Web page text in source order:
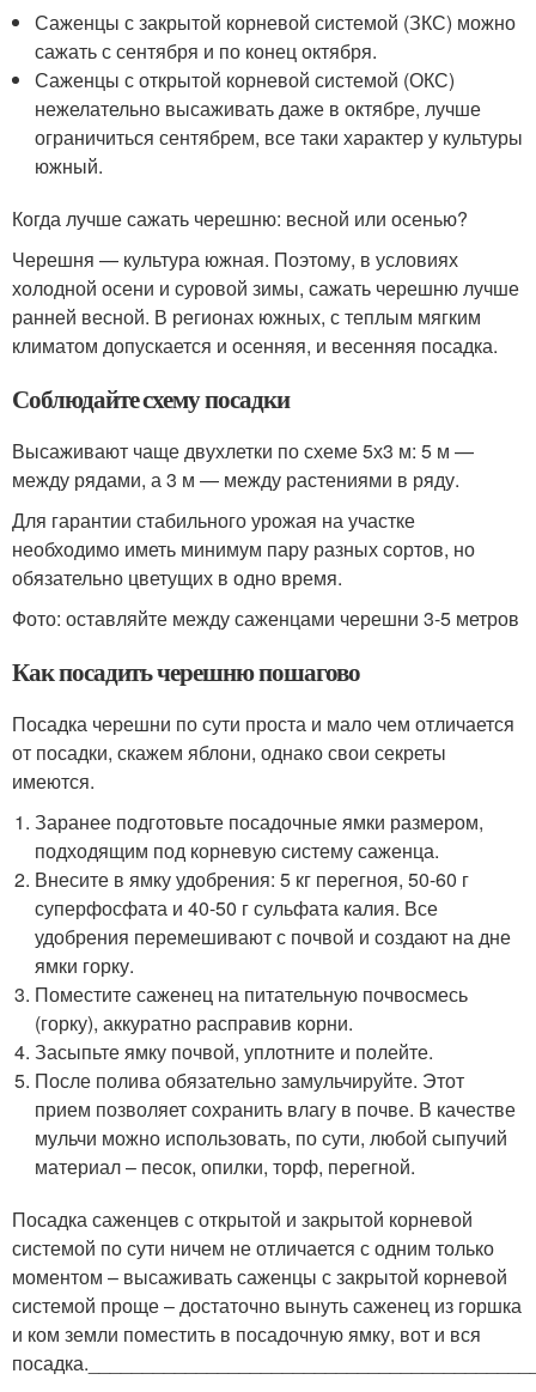
Саженцы с закрытой корневой системой (ЗКС) можно
сажать с сентября и по конец октября.
Саженцы с открытой корневой системой (ОКС)
нежелательно высаживать даже в октябре, лучше
ограничиться сентябрем, все таки характер у культуры
южный.
Когда лучше сажать черешню: весной или осенью?
Черешня — культура южная. Поэтому, в условиях
холодной осени и суровой зимы, сажать черешню лучше
ранней весной. В регионах южных, с теплым мягким
климатом допускается и осенняя, и весенняя посадка.
Соблюдайте схему посадки
Высаживают чаще двухлетки по схеме 5х3 м: 5 м —
между рядами, а 3 м — между растениями в ряду.
Для гарантии стабильного урожая на участке
необходимо иметь минимум пару разных сортов, но
обязательно цветущих в одно время.
Фото: оставляйте между саженцами черешни 3-5 метров
Как посадить черешню пошагово
Посадка черешни по сути проста и мало чем отличается
от посадки, скажем яблони, однако свои секреты
имеются.
Заранее подготовьте посадочные ямки размером,
подходящим под корневую систему саженца.
Внесите в ямку удобрения: 5 кг перегноя, 50-60 г
суперфосфата и 40-50 г сульфата калия. Все
удобрения перемешивают с почвой и создают на дне
ямки горку.
Поместите саженец на питательную почвосмесь
(горку), аккуратно расправив корни.
Засыпьте ямку почвой, уплотните и полейте.
После полива обязательно замульчируйте. Этот
прием позволяет сохранить влагу в почве. В качестве
мульчи можно использовать, по сути, любой сыпучий
материал – песок, опилки, торф, перегной.
Посадка саженцев с открытой и закрытой корневой
системой по сути ничем не отличается с одним только
моментом – высаживать саженцы с закрытой корневой
системой проще – достаточно вынуть саженец из горшка
и ком земли поместить в посадочную ямку, вот и вся